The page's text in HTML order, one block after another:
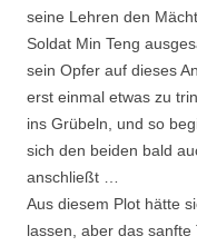
seine Lehren den
Soldat Min Teng
sein Opfer auf dieses
erst einmal etwas zu
ins Grübeln, und so
sich den beiden bald
anschließt …
Aus diesem Plot hätte
lassen, aber das